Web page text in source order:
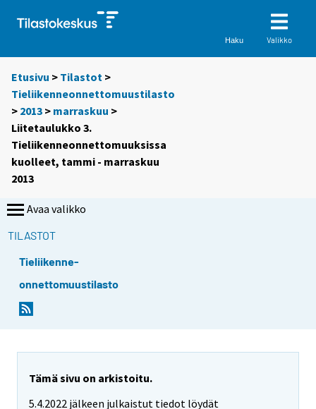
Haku Valikko
Etusivu > Tilastot >
Tieliikenneonnettomuustilasto
> 2013 > marraskuu >
Liitetaulukko 3.
Tieliikenneonnettomuuksissa
kuolleet, tammi - marraskuu
2013
Avaa valikko
TILASTOT
Tieliikenne-
onnettomuustilasto
Tämä sivu on arkistoitu.
5.4.2022 jälkeen julkaistut tiedot löydät